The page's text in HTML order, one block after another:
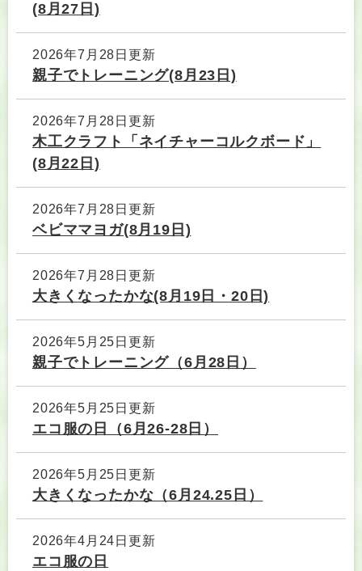
(8月27日)
2026年7月28日更新
親子でトレーニング(8月23日)
2026年7月28日更新
木工クラフト「ネイチャーコルクボード」
(8月22日)
2026年7月28日更新
ベビママヨガ(8月19日)
2026年7月28日更新
大きくなったかな(8月19日・20日)
2026年5月25日更新
親子でトレーニング（6月28日）
2026年5月25日更新
エコ服の日（6月26-28日）
2026年5月25日更新
大きくなったかな（6月24.25日）
2026年4月24日更新
エコ服の日